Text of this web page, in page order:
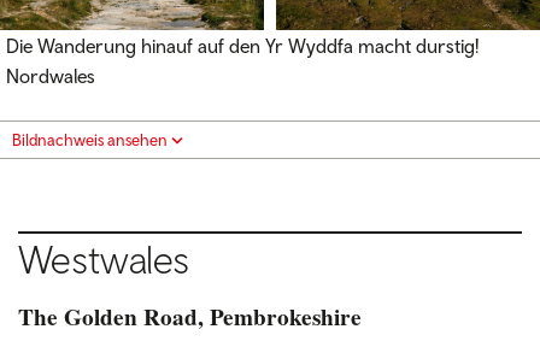
Die Wanderung hinauf auf den Yr Wyddfa macht durstig!
Nordwales
Bildnachweis ansehen
Westwales
The Golden Road, Pembrokeshire